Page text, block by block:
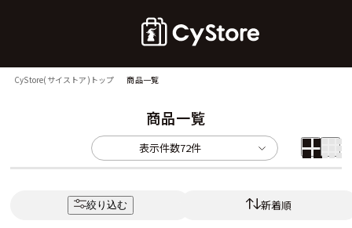
CyStore(サイストア)トップ 商品一覧
商品一覧
表示件数72件
絞り込む 新着順